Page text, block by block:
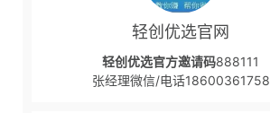
轻创优选官网
轻创优选官方邀请码888111
张经理微信/电话18600361758